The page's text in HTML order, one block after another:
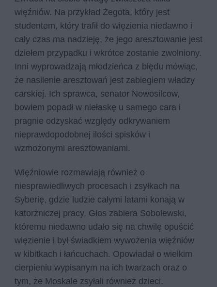
więźniów. Na przykład Żegota, który jest
studentem, który trafił do więzienia niedawno i
cały czas ma nadzieję, że jego aresztowanie jest
dziełem przypadku i wkrótce zostanie zwolniony.
Inni wyprowadzają młodzieńca z błędu mówiąc,
że nasilenie aresztowań jest zabiegiem władzy
carskiej. Ich sprawca, senator Nowosilcow,
bowiem popadł w niełaskę u samego cara i
pragnie odzyskać względy odkrywaniem
nieprawdopodobnej ilości spisków i
wzmożonymi aresztowaniami.
Więźniowie rozmawiają również o
niesprawiedliwych procesach i zsyłkach na
Syberię, gdzie ludzie całymi latami konają w
katorżniczej pracy. Głos zabiera Sobolewski,
któremu niedawno udało się na chwilę opuścić
więzienie i był świadkiem wywożenia więźniów
w kibitkach i łańcuchach. Opowiadał o wielkim
cierpieniu wypisanym na ich twarzach oraz o
tym, że Moskale zsyłali również dzieci.